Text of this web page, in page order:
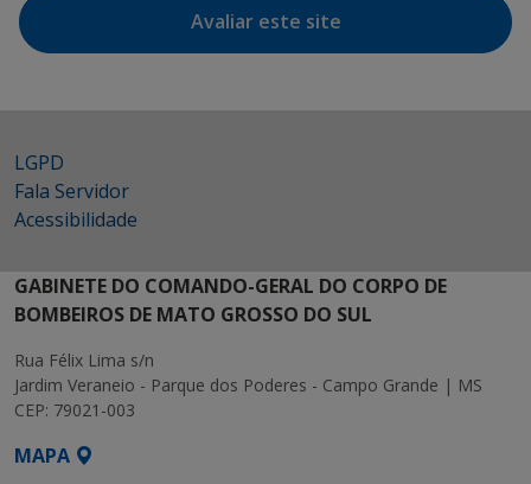
Avaliar este site
LGPD
Fala Servidor
Acessibilidade
GABINETE DO COMANDO-GERAL DO CORPO DE
BOMBEIROS DE MATO GROSSO DO SUL
Rua Félix Lima s/n
Jardim Veraneio - Parque dos Poderes - Campo Grande | MS
CEP: 79021-003
MAPA